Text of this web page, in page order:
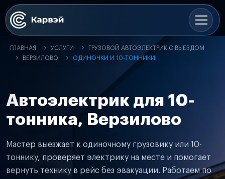
ГЛАВНАЯ УСЛУГИ
ГРУЗОВОЙ АВТОЭЛЕКТРИК С ВЫЕЗДОМ
ВЕРЗИЛОВО
ОДИНОЧКИ И 10-ТОННИКИ
Автоэлектрик для 10-
тонника, Верзилово
Мастер выезжает к одиночному грузовику или 10-
тоннику, проверяет электрику на месте и помогает
вернуть технику в рейс без эвакуации. Работаем по